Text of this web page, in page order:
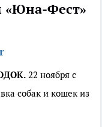
«Юна-Фест»
22 ноября с
собак и кошек из